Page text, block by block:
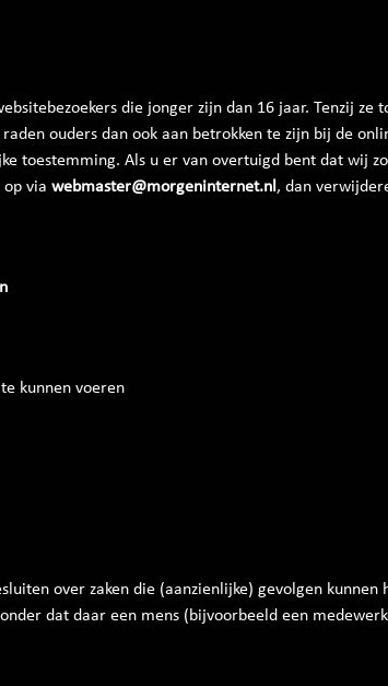
die jonger zijn dan 16 jaar. Tenzij ze
ouders dan ook aan betrokken te zijn bij de
toestemming. Als u er van overtuigd bent dat wij
via webmaster@morgeninternet.nl, dan
kunnen voeren
over zaken die (aanzienlijke) gevolgen kunnen
dat daar een mens (bijvoorbeeld een